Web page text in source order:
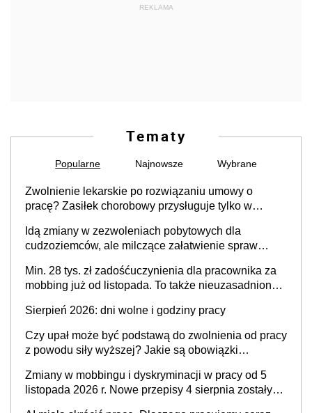
REKLAMA
Tematy
Popularne Najnowsze Wybrane
Zwolnienie lekarskie po rozwiązaniu umowy o
pracę? Zasiłek chorobowy przysługuje tylko w
stosunku pracy
Idą zmiany w zezwoleniach pobytowych dla
cudzoziemców, ale milczące załatwienie spraw
Min. 28 tys. zł zadośćuczynienia dla pracownika za
mobbing już od listopada. To także nieuzasadniona
Sierpień 2026: dni wolne i godziny pracy
Czy upał może być podstawą do zwolnienia od pracy
z powodu siły wyższej? Jakie są obowiązki
Zmiany w mobbingu i dyskryminacji w pracy od 5
listopada 2026 r. Nowe przepisy 4 sierpnia zostały